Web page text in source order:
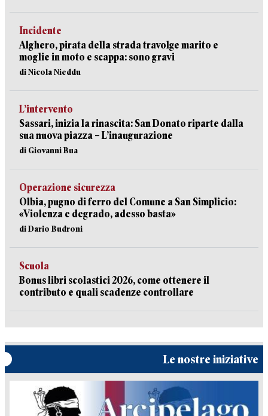
Incidente
Alghero, pirata della strada travolge marito e
moglie in moto e scappa: sono gravi
di Nicola Nieddu
L’intervento
Sassari, inizia la rinascita: San Donato riparte dalla
sua nuova piazza – L’inaugurazione
di Giovanni Bua
Operazione sicurezza
Olbia, pugno di ferro del Comune a San Simplicio:
«Violenza e degrado, adesso basta»
di Dario Budroni
Scuola
Bonus libri scolastici 2026, come ottenere il
contributo e quali scadenze controllare
Le nostre iniziative